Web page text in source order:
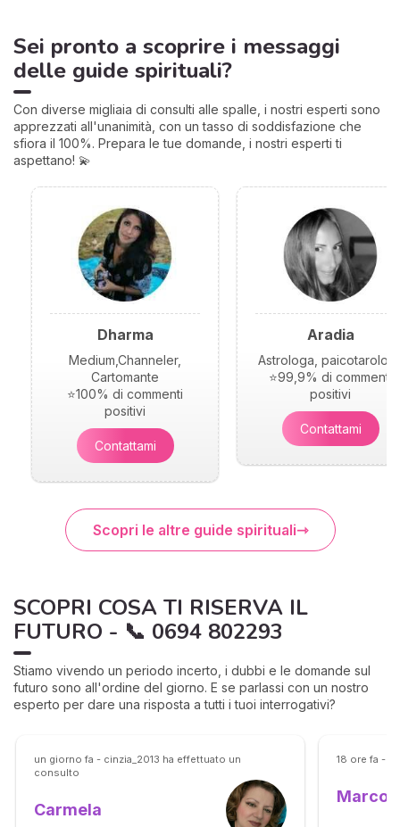
Sei pronto a scoprire i messaggi
delle guide spirituali?
Con diverse migliaia di consulti alle spalle, i nostri esperti sono
apprezzati all'unanimità, con un tasso di soddisfazione che
sfiora il 100%. Prepara le tue domande, i nostri esperti ti
aspettano! 💫
Dharma
Medium,Channeler,
Cartomante
⭐100% di commenti
positivi
Contattami
Aradia
Astrologa,
⭐99,9% di commenti
positivi
Contattami
Scopri le altre guide spirituali
SCOPRI COSA TI RISERVA IL
FUTURO - 📞 0694 802293
Stiamo vivendo un periodo incerto, i dubbi e le domande sul
futuro sono all'ordine del giorno. E se parlassi con un nostro
esperto per dare una risposta a tutti i tuoi interrogativi?
un giorno fa - cinzia_2013 ha effettuato un
consulto
Carmela
18 ore fa -
Marco